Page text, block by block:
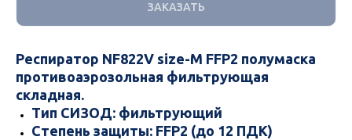
ЗАКАЗАТЬ
Респиратор NF822V size-M FFP2 полумаска
противоаэрозольная фильтрующая
складная.
Тип СИЗОД: фильтрующий
Степень защиты: FFP2 (до 12 ПДК)